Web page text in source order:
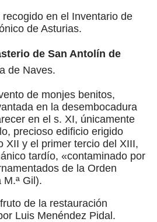
en el Inventario de
de Asturias.
de San Antolín de
de Naves.
de monjes benitos,
en la desembocadura
en el s. XI, únicamente
precioso edificio erigido
XII y el primer tercio del XIII,
tardío, «contaminado por
de la Orden
Gil).
de la restauración
Luis Menéndez Pidal.